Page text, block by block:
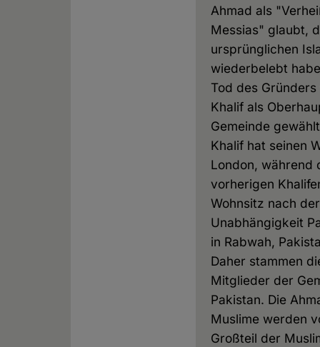
Ahmad als
Messias" glaubt,
ursprünglichen
wiederbelebt
Tod des
Khalif als
Gemeinde
Khalif hat seinen
London, während
vorherigen
Wohnsitz nach der
Unabhängigkeit
in Rabwah,
Daher stammen
Mitglieder der
Pakistan. Die
Muslime werden
Großteil der